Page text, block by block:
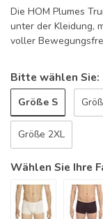
Die HOM Plumes
unter der Kleidung,
voller
Bitte wählen Sie:
Größe S
Größe 2XL
Wählen Sie Ihre